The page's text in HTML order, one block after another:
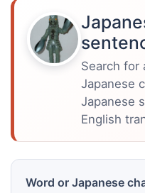
Search for
Japanese
Japanese
English
Word or Japanese